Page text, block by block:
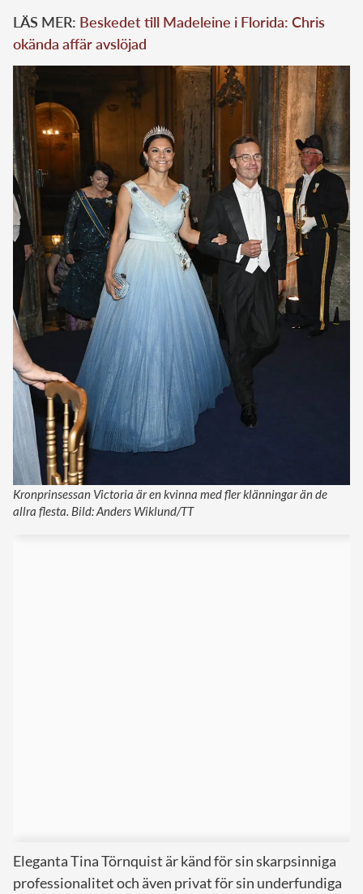
LÄS MER: Beskedet till Madeleine i Florida: Chris
okända affär avslöjad
Kronprinsessan Victoria är en kvinna med fler klänningar än de
allra flesta. Bild: Anders Wiklund/TT
Eleganta Tina Törnquist är känd för sin skarpsinniga
professionalitet och även privat för sin underfundiga